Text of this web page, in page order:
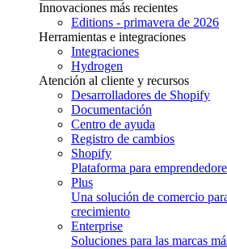
Innovaciones más recientes
Editions - primavera de 2026
Herramientas e integraciones
Integraciones
Hydrogen
Atención al cliente y recursos
Desarrolladores de Shopify
Documentación
Centro de ayuda
Registro de cambios
Shopify
Plataforma para
Plus
Una solución de comercio
crecimiento
Enterprise
Soluciones para las marcas